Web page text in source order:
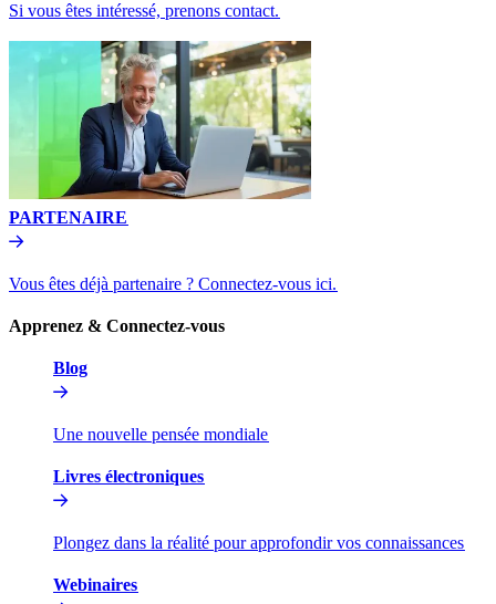
Si vous êtes intéressé, prenons contact.​​
PARTENAIRE​​
Vous êtes déjà partenaire ? Connectez-vous ici.​​
Apprenez & Connectez-vous​​
Blog​​
Une nouvelle pensée mondiale​​
Livres électroniques​​
Plongez dans la réalité pour approfondir vos connaissances​​
Webinaires​​